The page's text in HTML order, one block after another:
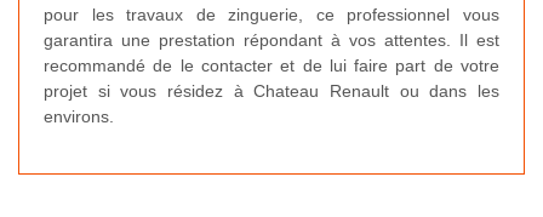
pour les travaux de zinguerie, ce professionnel vous
garantira une prestation répondant à vos attentes. Il est
recommandé de le contacter et de lui faire part de votre
projet si vous résidez à Chateau Renault ou dans les
environs.